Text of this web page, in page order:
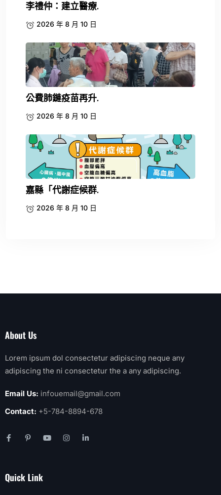
李禮仲：建立醫療.
2026 年 8 月 10 日
公費肺鏈疫苗再升.
2026 年 8 月 10 日
嘉縣「代謝症候群.
2026 年 8 月 10 日
About Us
Lorem ipsum dol consectetur adipiscing neque any
adipiscing the ni consectetur the a any adipiscing.
Email Us: infouemail@gmail.com
Contact: +5-784-8894-678
Quick Link